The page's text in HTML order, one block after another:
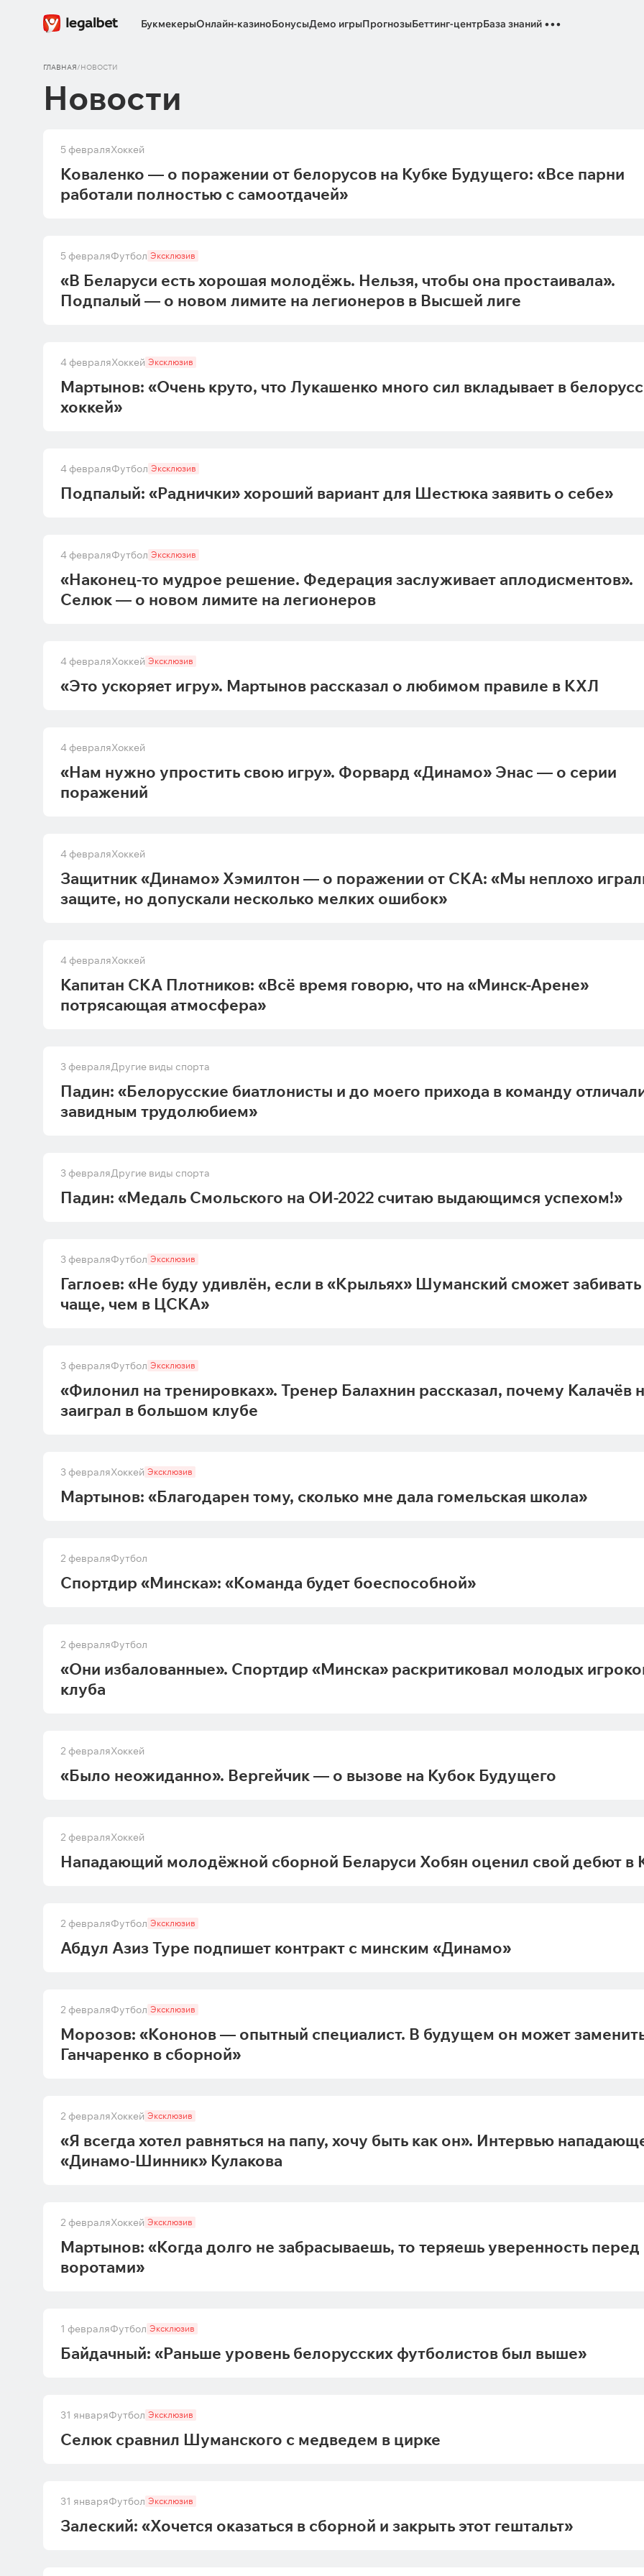
БукмекерыОнлайн-казиноБонусыДемо игрыПрогнозыБеттинг-центрБаза знаний ...
ГЛАВНАЯ/НОВОСТИ
Новости
5 февраляХоккей
Коваленко — о поражении от белорусов на Кубке Будущего: «Все парни
работали полностью с самоотдачей»
5 февраляФутбол Эксклюзив
«В Беларуси есть хорошая молодёжь. Нельзя, чтобы она простаивала».
Подпалый — о новом лимите на легионеров в Высшей лиге
4 февраляХоккей Эксклюзив
Мартынов: «Очень круто, что Лукашенко много сил вкладывает в
хоккей»
4 февраляФутбол Эксклюзив
Подпалый: «Раднички» хороший вариант для Шестюка заявить о себе»
4 февраляФутбол Эксклюзив
«Наконец-то мудрое решение. Федерация заслуживает аплодисментов».
Селюк — о новом лимите на легионеров
4 февраляХоккей Эксклюзив
«Это ускоряет игру». Мартынов рассказал о любимом правиле в КХЛ
4 февраляХоккей
«Нам нужно упростить свою игру». Форвард «Динамо» Энас — о серии
поражений
4 февраляХоккей
Защитник «Динамо» Хэмилтон — о поражении от СКА: «Мы неплохо
защите, но допускали несколько мелких ошибок»
4 февраляХоккей
Капитан СКА Плотников: «Всё время говорю, что на «Минск-Арене»
потрясающая атмосфера»
3 февраляДругие виды спорта
Падин: «Белорусские биатлонисты и до моего прихода в команду
завидным трудолюбием»
3 февраляДругие виды спорта
Падин: «Медаль Смольского на ОИ-2022 считаю выдающимся успехом!»
3 февраляФутбол Эксклюзив
Гаглоев: «Не буду удивлён, если в «Крыльях» Шуманский сможет забивать
чаще, чем в ЦСКА»
3 февраляФутбол Эксклюзив
«Филонил на тренировках». Тренер Балахнин рассказал, почему Калачёв
заиграл в большом клубе
3 февраляХоккей Эксклюзив
Мартынов: «Благодарен тому, сколько мне дала гомельская школа»
2 февраляФутбол
Спортдир «Минска»: «Команда будет боеспособной»
2 февраляФутбол
«Они избалованные». Спортдир «Минска» раскритиковал молодых
клуба
2 февраляХоккей
«Было неожиданно». Вергейчик — о вызове на Кубок Будущего
2 февраляХоккей
Нападающий молодёжной сборной Беларуси Хобян оценил свой дебют в
2 февраляФутбол Эксклюзив
Абдул Азиз Туре подпишет контракт с минским «Динамо»
2 февраляФутбол Эксклюзив
Морозов: «Кононов — опытный специалист. В будущем он может
Ганчаренко в сборной»
2 февраляХоккей Эксклюзив
«Я всегда хотел равняться на папу, хочу быть как он». Интервью
«Динамо-Шинник» Кулакова
2 февраляХоккей Эксклюзив
Мартынов: «Когда долго не забрасываешь, то теряешь уверенность перед
воротами»
1 февраляФутбол Эксклюзив
Байдачный: «Раньше уровень белорусских футболистов был выше»
31 январяФутбол Эксклюзив
Селюк сравнил Шуманского с медведем в цирке
31 январяФутбол Эксклюзив
Залеский: «Хочется оказаться в сборной и закрыть этот гештальт»